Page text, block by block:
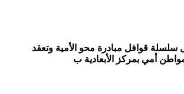
سلسلة قوافل مبادرة محو الأمية وتعقد